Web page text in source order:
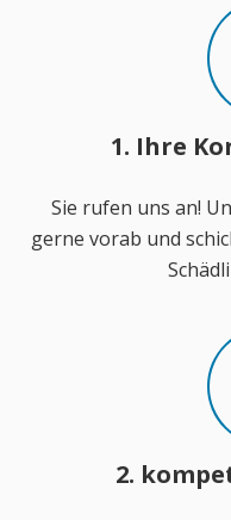
1. Ihre
Sie rufen uns an!
gerne vorab und
2.